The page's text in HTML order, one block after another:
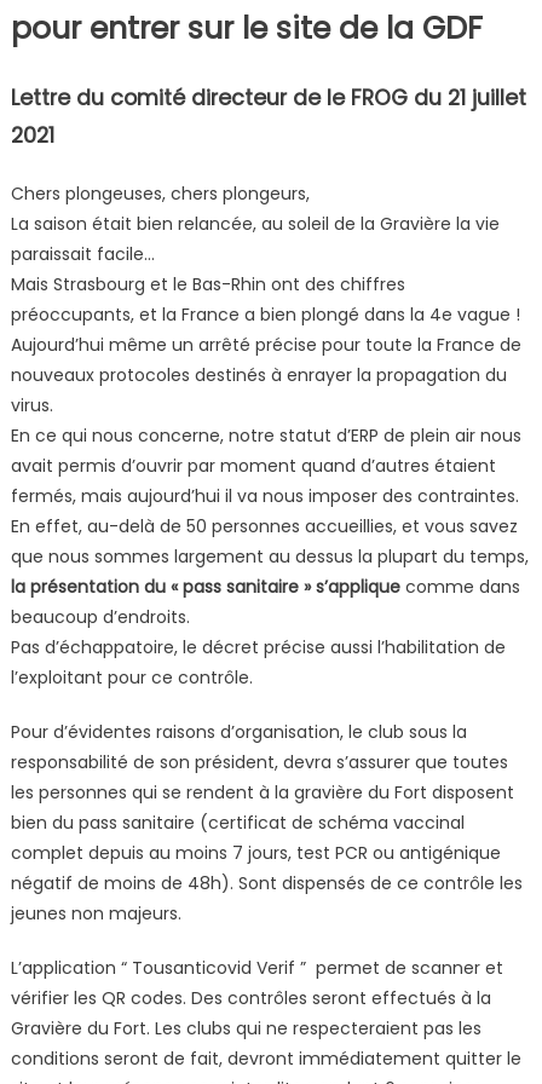
pour entrer sur le site de la GDF
Lettre du comité directeur de le FROG du 21 juillet
2021
Chers plongeuses, chers plongeurs,
La saison était bien relancée, au soleil de la Gravière la vie
paraissait facile…
Mais Strasbourg et le Bas-Rhin ont des chiffres
préoccupants, et la France a bien plongé dans la 4e vague !
Aujourd’hui même un arrêté précise pour toute la France de
nouveaux protocoles destinés à enrayer la propagation du
virus.
En ce qui nous concerne, notre statut d’ERP de plein air nous
avait permis d’ouvrir par moment quand d’autres étaient
fermés, mais aujourd’hui il va nous imposer des contraintes.
En effet, au-delà de 50 personnes accueillies, et vous savez
que nous sommes largement au dessus la plupart du temps,
la présentation du « pass sanitaire » s’appliquecomme dans
beaucoup d’endroits.
Pas d’échappatoire, le décret précise aussi l’habilitation de
l’exploitant pour ce contrôle.
Pour d’évidentes raisons d’organisation, le club sous la
responsabilité de son président, devra s’assurer que toutes
les personnes qui se rendent à la gravière du Fort disposent
bien du pass sanitaire (certificat de schéma vaccinal
complet depuis au moins 7 jours, test PCR ou antigénique
négatif de moins de 48h). Sont dispensés de ce contrôle les
jeunes non majeurs.
L’application “ Tousanticovid Verif ” permet de scanner et
vérifier les QR codes. Des contrôles seront effectués à la
Gravière du Fort. Les clubs qui ne respecteraient pas les
conditions seront de fait, devront immédiatement quitter le